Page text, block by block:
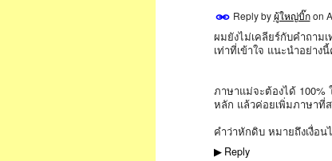
Reply byผู้ใหญ่บิ๊กon
ผมยังไม่เคลียร์กับคำถามเ
เท่าที่เข้าใจ แนะนำอย่าง
ภาษาแม่จะต้องได้ 100%
หลัก แล้วค่อยเพิ่มภาษาที่ส
คำว่าหักดิบ หมายถึงเงื่อ
▶Reply